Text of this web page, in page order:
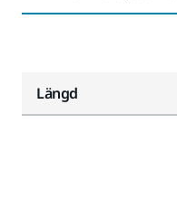
Längd